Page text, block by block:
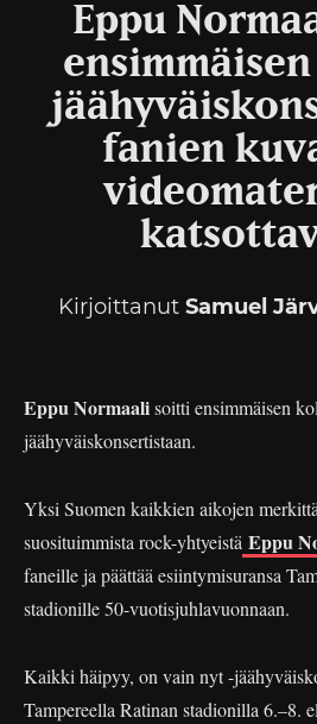
Eppu
fanien
Kirjoittanut Samuel
Eppu Normaalisoitti ensimmäisen
jäähyväiskonsertistaan.
Yksi Suomen kaikkien aikojen
suosituimmista rock-yhtyeistä Eppu
faneille ja päättää esiintymisuransa
stadionille 50-vuotisjuhlavuonnaan.
Kaikki häipyy, on vain nyt -
Tampereella Ratinan stadionilla 6.–8.